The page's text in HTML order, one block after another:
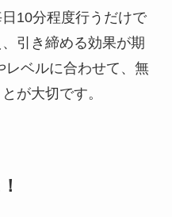
10分程度行うだけで
引き締める効果が期
レベルに合わせて、無
が大切です。